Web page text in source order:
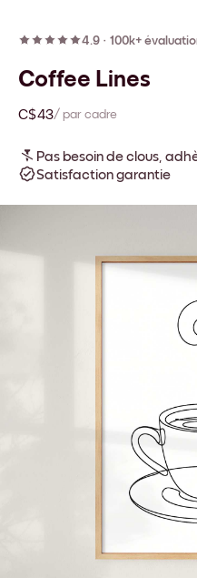
4.9 · 100k+
Coffee Lines
C$43/ par cadre
Pas besoin de clous,
Satisfaction garantie